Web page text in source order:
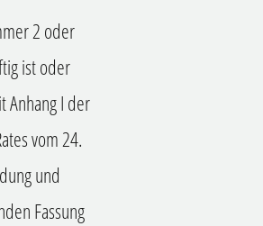
2 oder
ist oder
Anhang I der
vom 24.
und
Fassung